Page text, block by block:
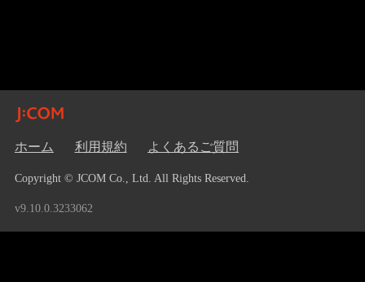
ホーム 利用規約 よくあるご質問
Copyright © JCOM Co., Ltd. All Rights Reserved.
v9.10.0.3233062